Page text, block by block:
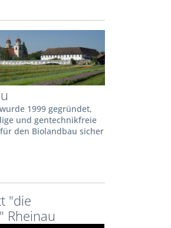
1999 gegründet,
und gentechnikfreie
den Biolandbau sicher
"die
Rheinau